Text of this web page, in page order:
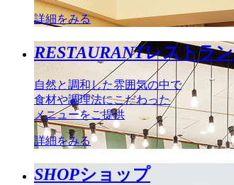
詳細をみる
RESTAURANTレストラン
自然と調和した雰囲気の中で
食材や調理法にこだわった
メニューをご提供
詳細をみる
SHOPショップ